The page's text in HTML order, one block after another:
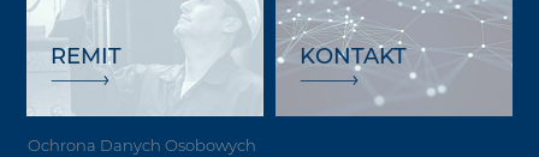
REMIT KONTAKT
Ochrona Danych Osobowych